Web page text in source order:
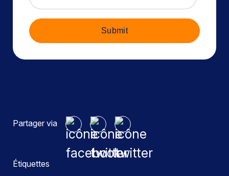
Submit
Partager via
Étiquettes